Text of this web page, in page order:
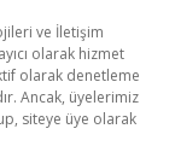
ve İletişim
olarak hizmet
olarak denetleme
Ancak, üyelerimiz
siteye üye olarak